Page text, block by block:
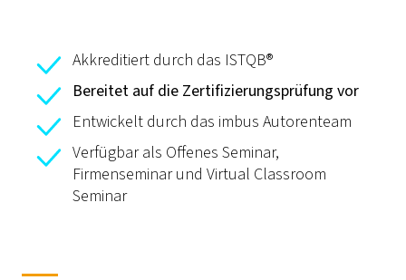
Akkreditiert durch das ISTQB®
Bereitet auf die Zertifizierungsprüfung vor
Entwickelt durch das imbus Autorenteam
Verfügbar als Offenes Seminar,
Firmenseminar und Virtual Classroom
Seminar